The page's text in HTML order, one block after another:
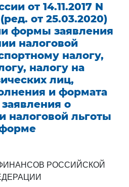
от 14.11.2017 N
от 25.03.2020)
формы заявления
налоговой
налогу,
налогу на
лиц,
и формата
о
налоговой льготы
РОССИЙСКОЙ